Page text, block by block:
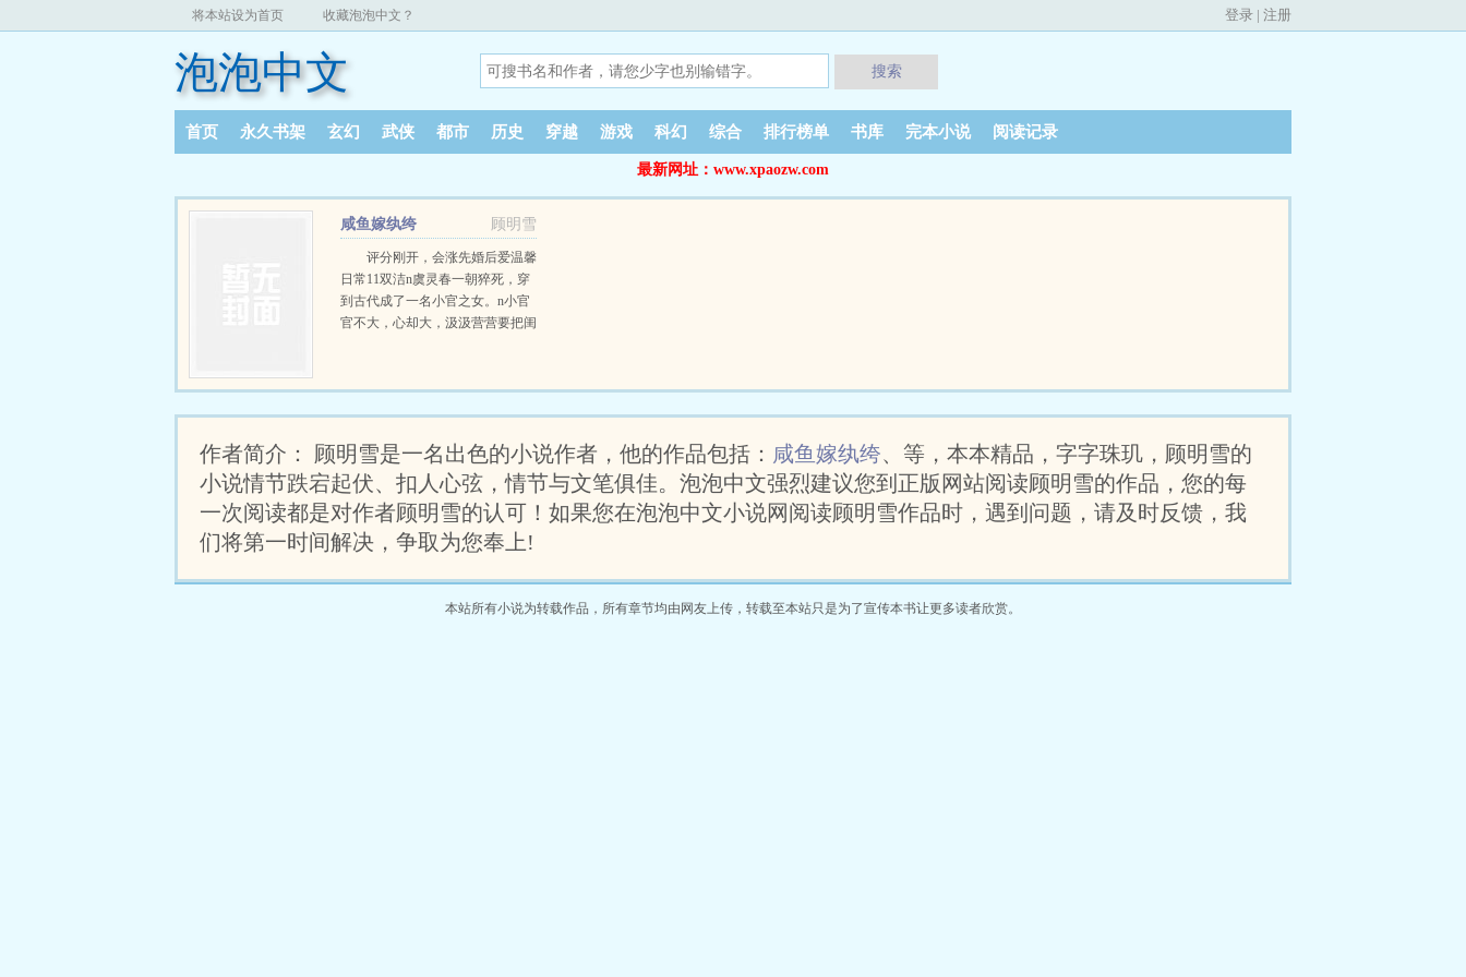
将本站设为首页 收藏泡泡中文？ 登录 | 注册
泡泡中文 搜索
首页 永久书架 玄幻 武侠 都市 历史 穿越 游戏 科幻 综合 排行榜单 书库 完本小说 阅读记录
最新网址：www.xpaozw.com
顾明雪
咸鱼嫁纨绔
评分刚开，会涨先婚后爱温馨
日常11双洁n虞灵春一朝猝死，穿
到古代成了一名小官之女。n小官
官不大，心却大，汲汲营营要把闺
玩乐样样精通，逼得女儿绝食自
鱼。n纨绔又如何，嫁过去她就是
少夫人，她有钱有闲，哪能不把日
子过好？至于爱情？古代还想要什
么爱情？过好自己的日子不香吗？
n虞灵春嫁入
作者简介： 顾明雪是一名出色的小说作者，他的作品包括： 咸鱼嫁纨绔、等，本本精品，字字珠玑，顾明雪的
小说情节跌宕起伏、扣人心弦，情节与文笔俱佳。泡泡中文强烈建议您到正版网站阅读顾明雪的作品，您的每
一次阅读都是对作者顾明雪的认可！如果您在泡泡中文小说网阅读顾明雪作品时，遇到问题，请及时反馈，我
们将第一时间解决，争取为您奉上!
本站所有小说为转载作品，所有章节均由网友上传，转载至本站只是为了宣传本书让更多读者欣赏。